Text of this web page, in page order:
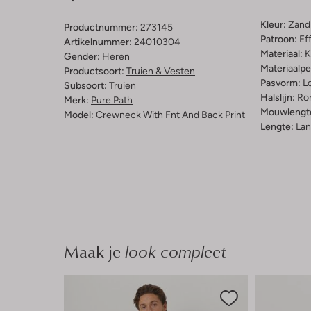
Productnummer: 273145
Artikelnummer: 24010304
Gender: Heren
Productsoort: Truien & Vesten
Subsoort: Truien
Merk: Pure Path
Model: Crewneck With Fnt And Back Print
Kleur: Zand
Patroon:
Materiaal:
Pasvorm:
Halslijn:
Lengte:
Maak je look compleet